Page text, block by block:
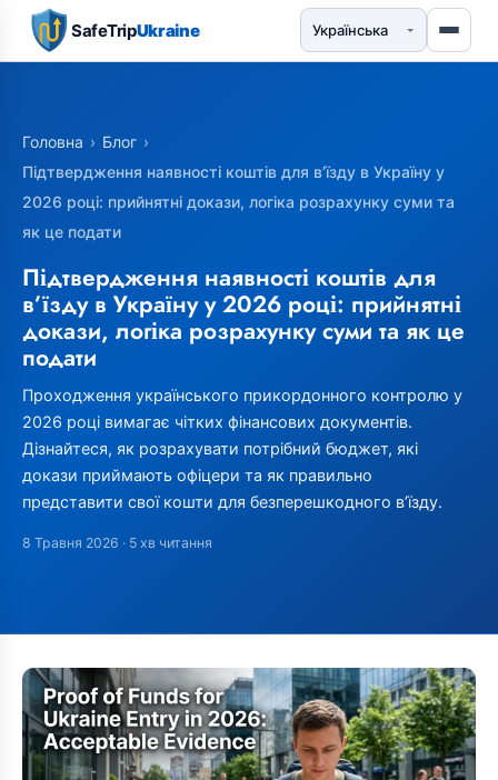
SafeTripUkraine
Головна › Блог ›
Підтвердження наявності коштів для в’їзду в Україну у
2026 році: прийнятні докази, логіка розрахунку суми та
як це подати
Підтвердження наявності коштів для
в’їзду в Україну у 2026 році: прийнятні
докази, логіка розрахунку суми та як це
подати
Проходження українського прикордонного контролю у
2026 році вимагає чітких фінансових документів.
Дізнайтеся, як розрахувати потрібний бюджет, які
докази приймають офіцери та як правильно
представити свої кошти для безперешкодного в’їзду.
8 Травня 2026 · 5 хв читання